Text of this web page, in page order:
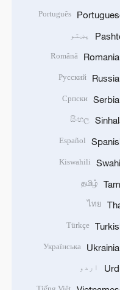
Português
پښتو
Română
Русский
Српски
සිංහල
Español
Kiswahili
தமிழ்
ไทย
Türkçe
Українська
اردو